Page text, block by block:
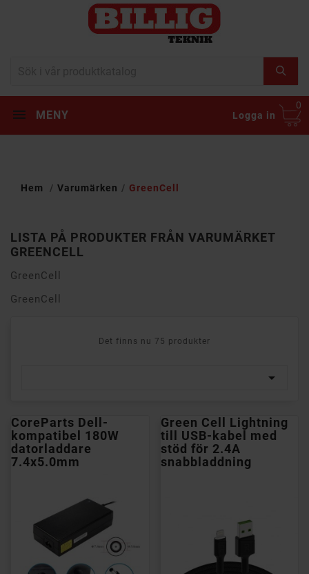
MENY Logga in
0
Hem Varumärken GreenCell
LISTA PÅ PRODUKTER FRÅN VARUMÄRKET
GREENCELL
GreenCell
GreenCell
Det finns nu 75 produkter

CoreParts Dell-
kompatibel 180W
datorladdare
7.4x5.0mm
Green Cell Lightning
till USB-kabel med
stöd för 2.4A
snabbladdning